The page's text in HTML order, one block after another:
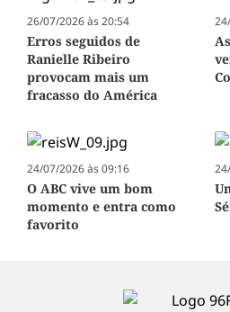
26/07/2026 às 20:54
Erros seguidos de
Ranielle Ribeiro
provocam mais um
fracasso do América
24/07/2026 às 09:16
O ABC vive um bom
momento e entra como
favorito